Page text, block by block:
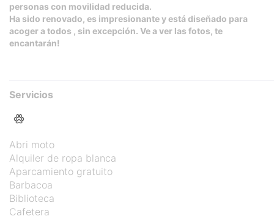
personas con movilidad reducida.
Ha sido renovado, es impresionante y está diseñado para
acoger a todos , sin excepción. Ve a ver las fotos, te
encantarán!
Servicios
Abri moto
Alquiler de ropa blanca
Aparcamiento gratuito
Barbacoa
Biblioteca
Cafetera